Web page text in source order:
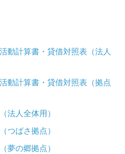
動計算書・貸借対照表（法人
動計算書・貸借対照表（拠点
法人全体用）
つばさ拠点）
夢の郷拠点）